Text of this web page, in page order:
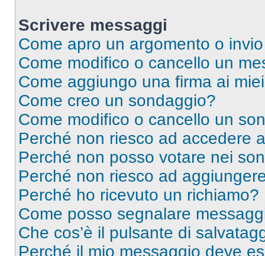
Scrivere messaggi
Come apro un argomento o
Come modifico o cancello un
Come aggiungo una firma ai
Come creo un sondaggio?
Come modifico o cancello un
Perché non riesco ad accedere
Perché non posso votare nei
Perché non riesco ad
Perché ho ricevuto un richiamo?
Come posso segnalare
Che cos’è il pulsante di
Perché il mio messaggio deve